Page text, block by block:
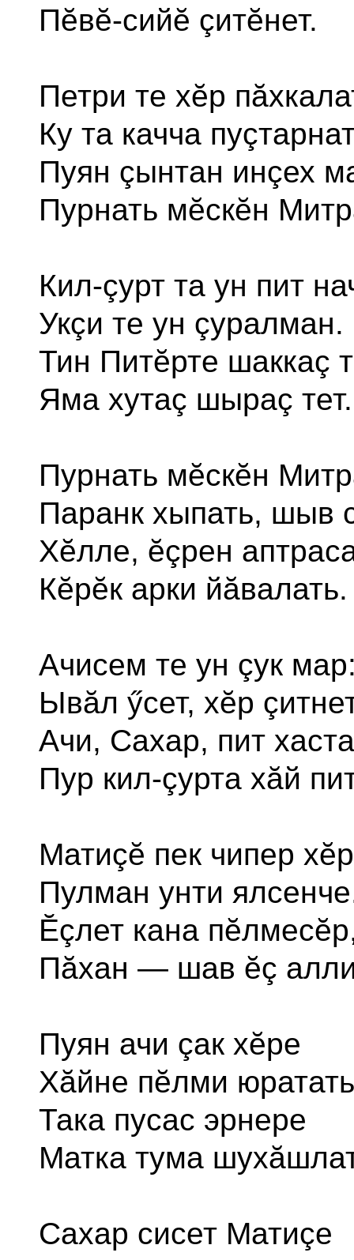
Пĕвĕ-сийĕ çитĕнет.
Петри те хĕр
Ку та качча
Пуян çынтан инçех
Пурнать мĕскĕн
Кил-çурт та ун пит
Укçи те ун çуралман.
Тин Питĕрте шаккаç
Яма хутаç шыраç тет.
Пурнать мĕскĕн
Паранк хыпать, шыв
Хĕлле, ĕçрен
Кĕрĕк арки йăвалать.
Ачисем те ун çук
Ывăл ӳсет, хĕр
Ачи, Сахар, пит
Пур кил-çурта хăй
Матиçĕ пек чипер хĕр
Пулман унти
Ĕçлет кана
Пăхан — шав ĕç
Пуян ачи çак хĕре
Хăйне пĕлми
Така пусас эрнере
Матка тума
Сахар сисет Матиçе